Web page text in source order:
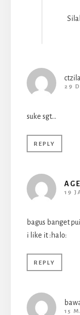
ctzila
29
suke sgt…
REPLY
19
bagus banget
i like it :halo:
REPLY
15